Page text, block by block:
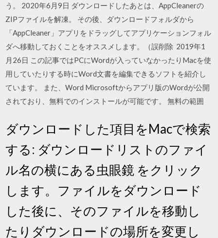
う。 2020年6月9日 ダウンロードしたあとは、AppCleanerの
ZIPファイルを解凍。 その後、ダウンロードフォルダから
「AppCleaner」アプリをドラッグしてアプリケーションフォル
ダへ移動しておくことをオススメします。（誤削除 2019年1
月26日 この記事ではPCにWordが入っていなかったりMacを使
用していたりする時にWord文書を編集できるソフトを紹介し
ています。 また、Word Microsoftからアプリ版のWordが公開
されており、無料でのインストールが可能です。 無料の範囲
ダウンロードした項目をMacで検索
する: ダウンロードリストのファイ
ル名の横にある虫眼鏡 をクリック
します。ファイルをダウンロード
した後に、そのファイルを移動し
たりダウンロードの場所を変更し